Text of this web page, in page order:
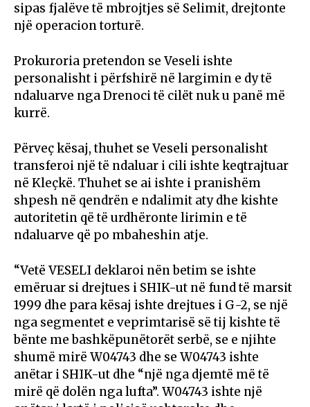
sipas fjalëve të mbrojtjes së Selimit, drejtonte
një operacion torturë.
Prokuroria pretendon se Veseli ishte
personalisht i përfshirë në largimin e dy të
ndaluarve nga Drenoci të cilët nuk u panë më
kurrë.
Përveç kësaj, thuhet se Veseli personalisht
transferoi një të ndaluar i cili ishte keqtrajtuar
në Kleçkë. Thuhet se ai ishte i pranishëm
shpesh në qendrën e ndalimit aty dhe kishte
autoritetin që të urdhëronte lirimin e të
ndaluarve që po mbaheshin atje.
“Vetë VESELI deklaroi nën betim se ishte
emëruar si drejtues i SHIK-ut në fund të marsit
1999 dhe para kësaj ishte drejtues i G-2, se një
nga segmentet e veprimtarisë së tij kishte të
bënte me bashkëpunëtorët serbë, se e njihte
shumë mirë W04743 dhe se W04743 ishte
anëtar i SHIK-ut dhe “një nga djemtë më të
mirë që dolën nga lufta”. W04743 ishte një